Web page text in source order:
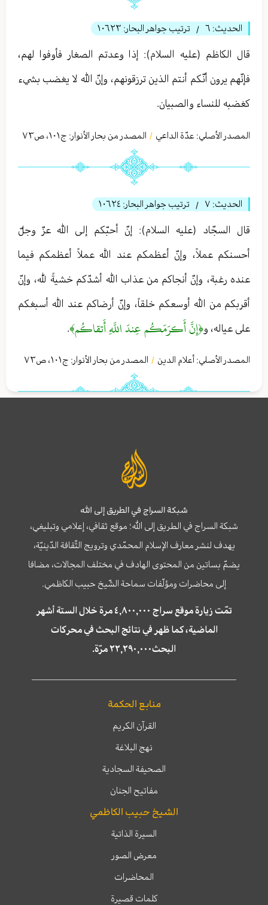
الحديث: ٦ / ترتيب جواهر البحار: ١٠٦٢٣
قال الكاظم (عليه السلام): إذا وعدتم الصغار فأوفوا لهم،
فإنّهم يرون أنّكم أنتم الذين ترزقونهم، وإنّ الله لا يغضب بشيء
كغضبه للنساء والصبيان.
المصدر الأصلي: عدّة الداعي / المصدر من بحار الأنوار: ج١٠١، ص٧٣
الحديث: ٧ / ترتيب جواهر البحار: ١٠٦٢٤
قال السجّاد (عليه السلام): إنّ أحبّكم إلى الله عزّ وجلّ
أحسنكم عملاً، وإنّ أعظمكم عند الله عملاً أعظمكم فيما
عنده رغبة، وإنّ أنجاكم من عذاب الله أشدّكم خشيةً لله، وإنّ
أقربكم من الله أوسعكم خلقاً، وإنّ أرضاكم عند الله أسبغكم
على عياله، و﴿إِنَّ أَكرَمَكُم عِندَ اللَّهِ أَتقاكُم﴾.
المصدر الأصلي: أعلام الدين / المصدر من بحار الأنوار: ج١٠١، ص٧٣
شبكة السراج في الطريق إلى الله
شبكة السراج في الطريق إلى الله؛ موقع ثقافي، إعلامي وتبليغي،
يهدف لنشر معارف الإسلام المحمّدي وترويج الثّقافة الدّينيّة،
يضمّ بساتين من المحتوى الهادف في مختلف المجالات، مضافا
إلى محاضرات ومؤلّفات سماحة الشّيخ حبيب الكاظمي.
تمّت زيارة موقع سراج ٤,٨٠٠,٠٠٠ مرة خلال الستة أشهر
الماضية، كما ظهر في نتائج البحث في محركات
البحث٢٢,٢٩٠,٠٠٠ مرّة.
منابع الحكمة
القرآن الكريم
نهج البلاغة
الصحيفة السجادية
مفاتيح الجنان
الشيخ حبيب الكاظمي
السيرة الذاتية
معرض الصور
المحاضرات
كلمات قصيرة